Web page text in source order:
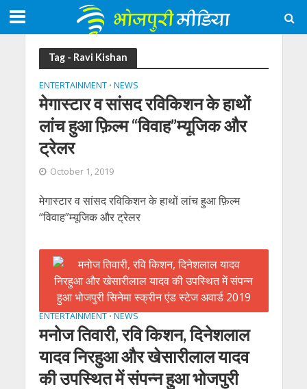
Tag - Ravi Kishan
ENTERTAINMENT • NEWS
मेगास्टार व सांसद रविकिशन के हाथों
लांच हुआ फ़िल्म “विवाह”म्यूजिक और
ट्रेलर
October 1, 2019
मेगास्टार व सांसद रविकिशन के हाथों लांच हुआ फ़िल्म
“विवाह”म्यूजिक और ट्रेलर
ENTERTAINMENT • NEWS
मनोज तिवारी, रवि किशन, दिनेशलाल
यादव निरहुआ और खेसारीलाल यादव
की उपस्थित में संपन्‍न हुआ भोजपुरी